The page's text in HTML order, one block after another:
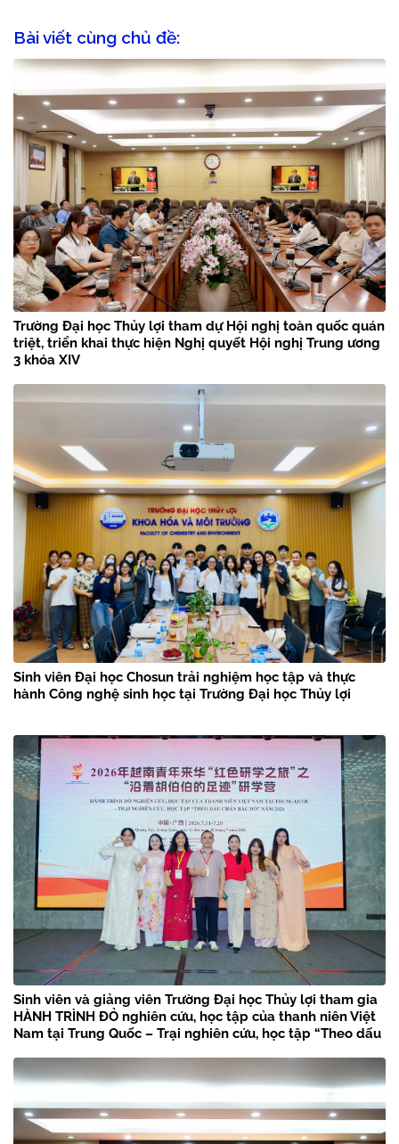
Bài viết cùng chủ đề:
Trường Đại học Thủy lợi tham dự Hội nghị toàn quốc quán
triệt, triển khai thực hiện Nghị quyết Hội nghị Trung ương
3 khóa XIV
Sinh viên Đại học Chosun trải nghiệm học tập và thực
hành Công nghệ sinh học tại Trường Đại học Thủy lợi
Sinh viên và giảng viên Trường Đại học Thủy lợi tham gia
HÀNH TRÌNH ĐỎ nghiên cứu, học tập của thanh niên Việt
Nam tại Trung Quốc – Trại nghiên cứu, học tập “Theo dấu